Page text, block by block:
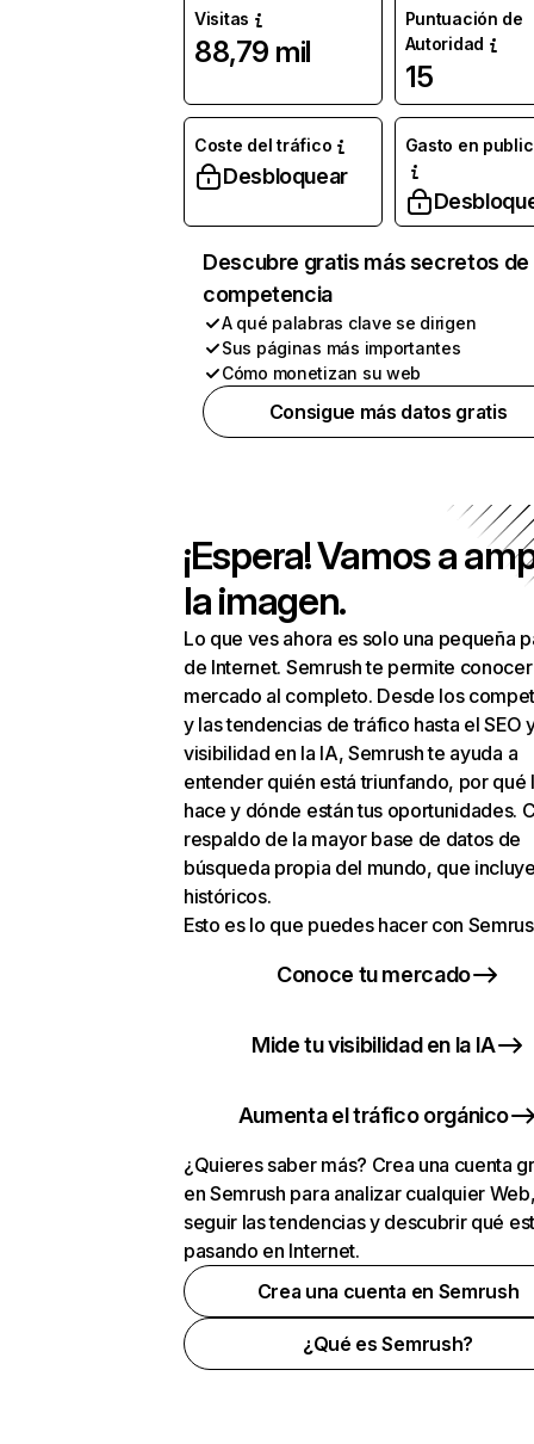
Visitas
88,79 mil
Puntuación de
Autoridad
15
Coste del tráfico
Desbloquear
Gasto en
Descubre gratis más secretos de
competencia
A qué palabras clave se dirigen
Sus páginas más importantes
Cómo monetizan su web
Consigue más datos gratis
¡Espera! Vamos a
la imagen.
Lo que ves ahora es solo una pequeña
de Internet. Semrush te permite
mercado al completo. Desde los
y las tendencias de tráfico hasta el SEO
visibilidad en la IA, Semrush te ayuda a
entender quién está triunfando, por qué
hace y dónde están tus oportunidades.
respaldo de la mayor base de datos de
búsqueda propia del mundo, que
históricos.
Esto es lo que puedes hacer con
Conoce tu mercado
Mide tu visibilidad en la IA
Aumenta el tráfico orgánico
¿Quieres saber más? Crea una cuenta
en Semrush para analizar cualquier
seguir las tendencias y descubrir qué
pasando en Internet.
Crea una cuenta en Semrush
¿Qué es Semrush?